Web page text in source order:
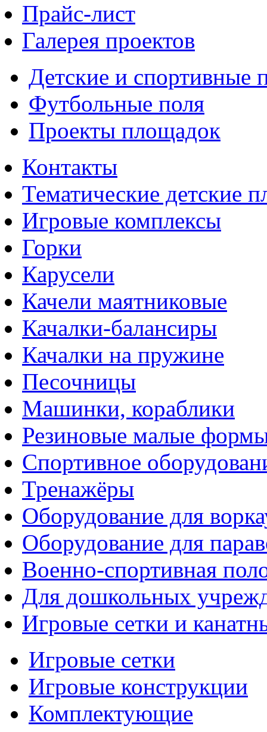
Прайс-лист
Галерея проектов
Детские и спортивные
Футбольные поля
Проекты площадок
Контакты
Тематические детские
Игровые комплексы
Горки
Карусели
Качели маятниковые
Качалки-балансиры
Качалки на пружине
Песочницы
Машинки, кораблики
Резиновые малые
Спортивное
Тренажёры
Оборудование для
Оборудование для
Военно-спортивная
Для дошкольных
Игровые сетки и
Игровые сетки
Игровые конструкции
Комплектующие